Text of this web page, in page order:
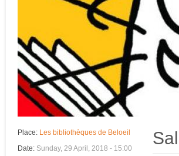
Place: Les bibliothèques de Beloeil
Date: Sunday, 29 April, 2018 - 15:00